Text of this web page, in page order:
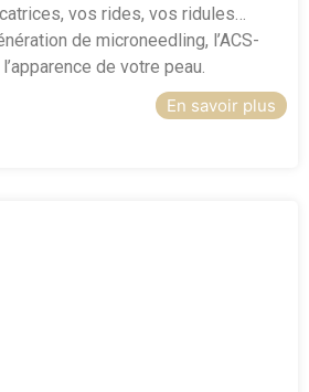
vos rides, vos ridules…
de microneedling, l’ACS-
de votre peau.
En savoir plus